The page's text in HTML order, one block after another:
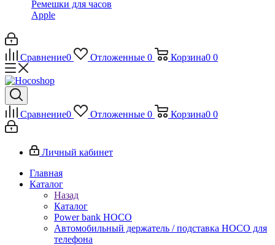
Ремешки для часов
Apple
Сравнение0 Отложенные 0 Корзина0 0
Сравнение0 Отложенные 0 Корзина0 0
Личный кабинет
Главная
Каталог
Назад
Каталог
Power bank HOCO
Автомобильный держатель / подставка HOCO для
телефона